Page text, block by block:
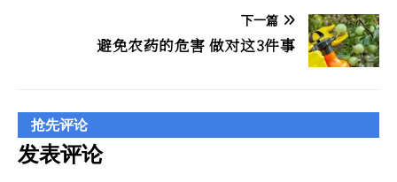
下一篇
避免农药的危害 做对这3件事
抢先评论
发表评论